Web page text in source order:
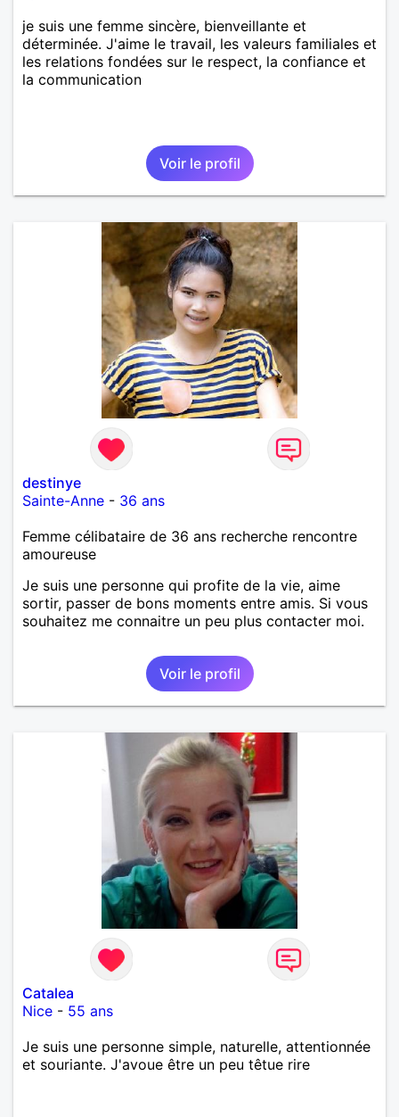
je suis une femme sincère, bienveillante et
déterminée. J'aime le travail, les valeurs familiales et
les relations fondées sur le respect, la confiance et
la communication
Voir le profil
destinye
Sainte-Anne - 36 ans
Femme célibataire de 36 ans recherche rencontre
amoureuse
Je suis une personne qui profite de la vie, aime
sortir, passer de bons moments entre amis. Si vous
souhaitez me connaitre un peu plus contacter moi.
Voir le profil
Catalea
Nice - 55 ans
Je suis une personne simple, naturelle, attentionnée
et souriante. J'avoue être un peu têtue rire